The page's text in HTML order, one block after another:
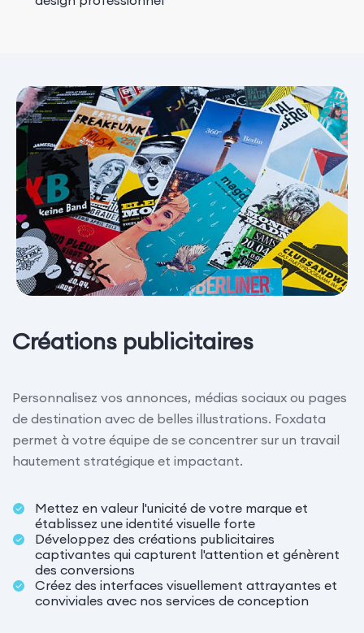
Créations publicitaires
Personnalisez vos annonces, médias sociaux ou pages
de destination avec de belles illustrations. Foxdata
permet à votre équipe de se concentrer sur un travail
hautement stratégique et impactant.
Mettez en valeur l'unicité de votre marque et
établissez une identité visuelle forte
Développez des créations publicitaires
captivantes qui capturent l'attention et génèrent
des conversions
Créez des interfaces visuellement attrayantes et
conviviales avec nos services de conception